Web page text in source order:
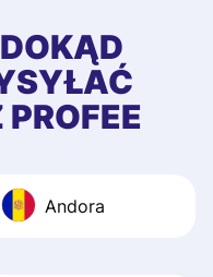
first started
app, and they
quick to provide
and helpful
Recommend it!
Andora